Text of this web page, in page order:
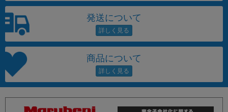
発送について
商品について